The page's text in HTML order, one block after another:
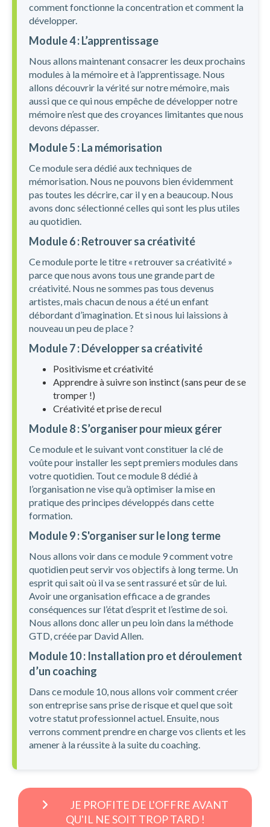
comment fonctionne la concentration et comment la
développer.
Module 4 : L’apprentissage
Nous allons maintenant consacrer les deux prochains
modules à la mémoire et à l’apprentissage. Nous
allons découvrir la vérité sur notre mémoire, mais
aussi que ce qui nous empêche de développer notre
mémoire n’est que des croyances limitantes que nous
devons dépasser.
Module 5 : La mémorisation
Ce module sera dédié aux techniques de
mémorisation. Nous ne pouvons bien évidemment
pas toutes les décrire, car il y en a beaucoup. Nous
avons donc sélectionné celles qui sont les plus utiles
au quotidien.
Module 6 : Retrouver sa créativité
Ce module porte le titre « retrouver sa créativité »
parce que nous avons tous une grande part de
créativité. Nous ne sommes pas tous devenus
artistes, mais chacun de nous a été un enfant
débordant d’imagination. Et si nous lui laissions à
nouveau un peu de place ?
Module 7 : Développer sa créativité
Positivisme et créativité
Apprendre à suivre son instinct (sans peur de se
tromper !)
Créativité et prise de recul
Module 8 : S’organiser pour mieux gérer
Ce module et le suivant vont constituer la clé de
voûte pour installer les sept premiers modules dans
votre quotidien. Tout ce module 8 dédié à
l’organisation ne vise qu’à optimiser la mise en
pratique des principes développés dans cette
formation.
Module 9 : S'organiser sur le long terme
Nous allons voir dans ce module 9 comment votre
quotidien peut servir vos objectifs à long terme. Un
esprit qui sait où il va se sent rassuré et sûr de lui.
Avoir une organisation efficace a de grandes
conséquences sur l’état d’esprit et l’estime de soi.
Nous allons donc aller un peu loin dans la méthode
GTD, créée par David Allen.
Module 10 : Installation pro et déroulement
d’un coaching
Dans ce module 10, nous allons voir comment créer
son entreprise sans prise de risque et quel que soit
votre statut professionnel actuel. Ensuite, nous
verrons comment prendre en charge vos clients et les
amener à la réussite à la suite du coaching.
JE PROFITE DE L'OFFRE AVANT
QU'IL NE SOIT TROP TARD !